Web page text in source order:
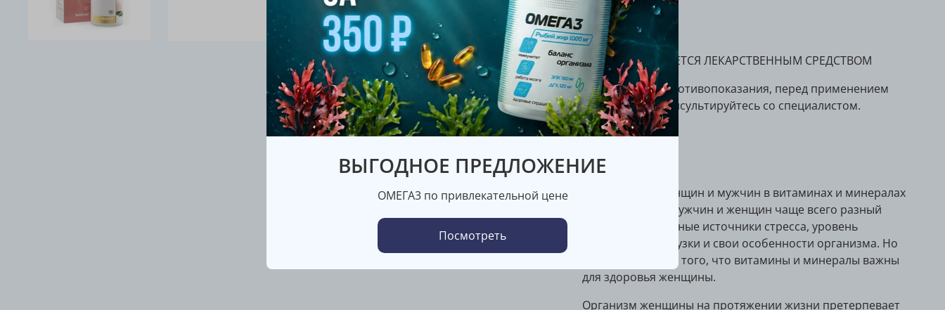
Бренд
Maxler
НЕ ЯВЛЯЕТСЯ ЛЕКАРСТВЕННЫМ СРЕДСТВОМ
Имеются противопоказания, перед применением
проконсультируйтесь со специалистом.
Описание
Потребности женщин и мужчин в витаминах и минералах
различаются. У мужчин и женщин чаще всего разный
образ жизни, разные источники стресса, уровень
физической нагрузки и свои особенности организма. Но
это не исключает того, что витамины и минералы важны
для здоровья женщины.
Организм женщины на протяжении жизни претерпевает
ВЫГОДНОЕ ПРЕДЛОЖЕНИЕ
ОМЕГА3 по привлекательной цене
Посмотреть